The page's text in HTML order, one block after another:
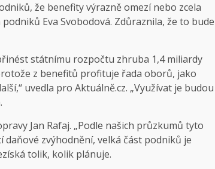
že benefity výrazně omezí nebo zcela
Eva Svobodová. Zdůraznila, že to bude
státnímu rozpočtu zhruba 1,4 miliardy
z benefitů profituje řada oborů, jako
uvedla pro Aktuálně.cz. „Využívat je budou
Jan Rafaj. „Podle našich průzkumů tyto
zvýhodnění, velká část podniků je
tolik, kolik plánuje.